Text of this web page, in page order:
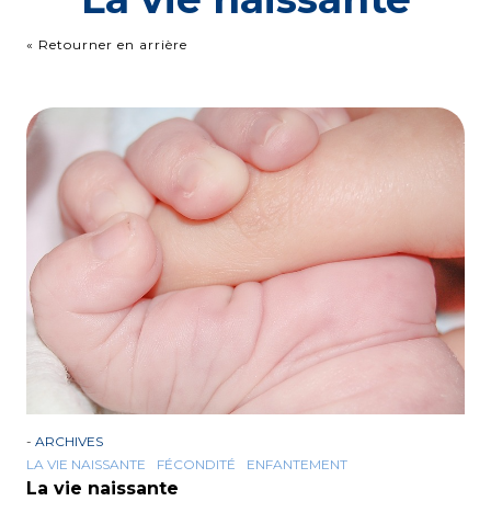
« Retourner en arrière
- ARCHIVES
LA VIE NAISSANTE
FÉCONDITÉ ENFANTEMENT
La vie naissante